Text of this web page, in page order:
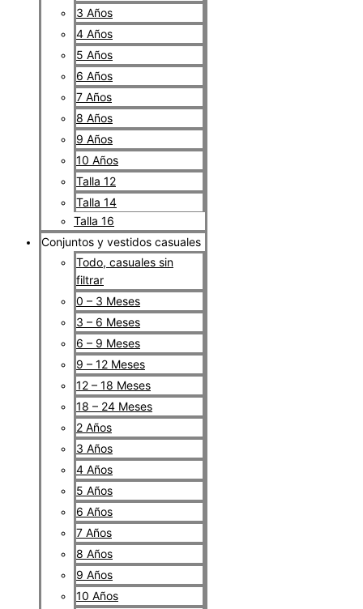
3 Años
4 Años
5 Años
6 Años
7 Años
8 Años
9 Años
10 Años
Talla 12
Talla 14
Talla 16
Conjuntos y vestidos casuales
Todo, casuales sin
filtrar
0 – 3 Meses
3 – 6 Meses
6 – 9 Meses
9 – 12 Meses
12 – 18 Meses
18 – 24 Meses
2 Años
3 Años
4 Años
5 Años
6 Años
7 Años
8 Años
9 Años
10 Años